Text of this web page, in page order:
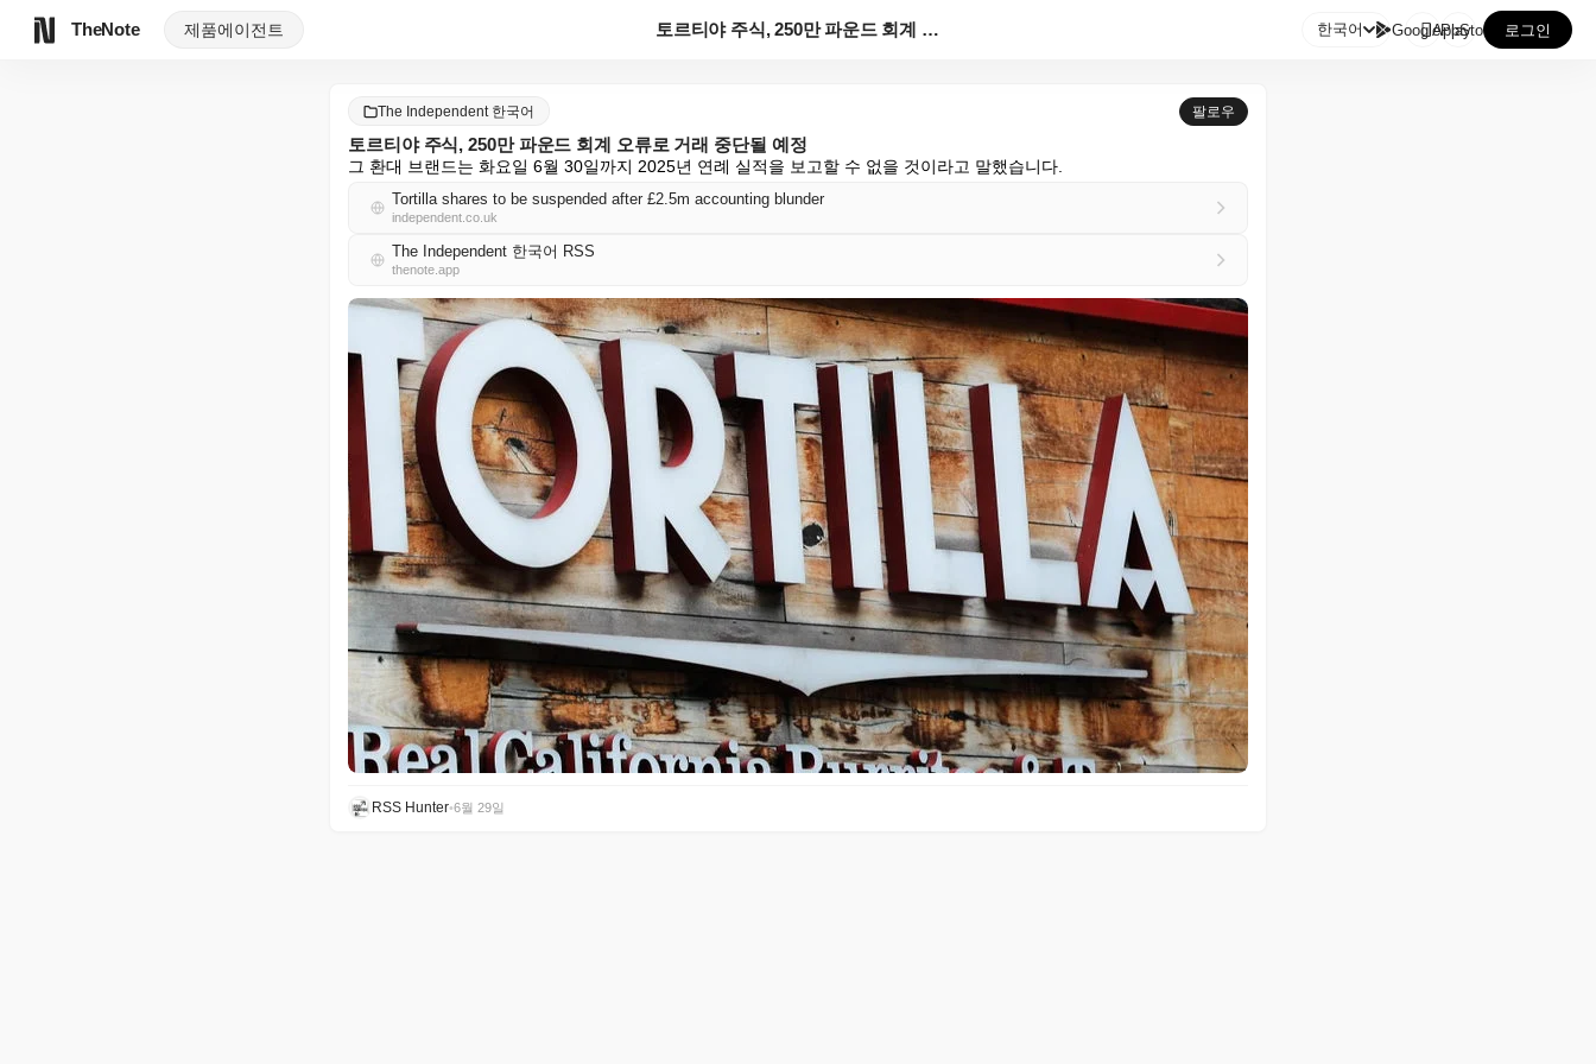
TheNote 제품에이전트 토르티야 주식, 250만 파운드 회계 오류로 거래 중단... 한국어 GooglePlay
AppStore 로그인
The Independent 한국어 팔로우
토르티야 주식, 250만 파운드 회계 오류로 거래 중단될 예정
그 환대 브랜드는 화요일 6월 30일까지 2025년 연례 실적을 보고할 수 없을 것이라고 말했습니다.
Tortilla shares to be suspended after £2.5m accounting blunder
independent.co.uk
The Independent 한국어 RSS
thenote.app
RSS Hunter•6월 29일